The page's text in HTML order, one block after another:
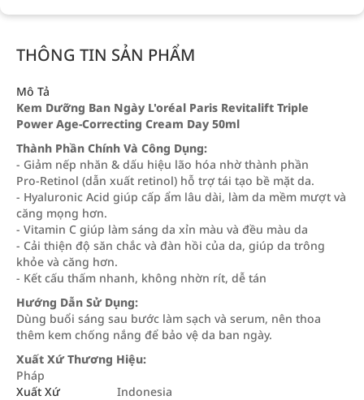
THÔNG TIN SẢN PHẨM
Mô Tả
Kem Dưỡng Ban Ngày L'oréal Paris Revitalift Triple
Power Age-Correcting Cream Day 50ml
Thành Phần Chính Và Công Dụng:
- Giảm nếp nhăn & dấu hiệu lão hóa nhờ thành phần
Pro‑Retinol (dẫn xuất retinol) hỗ trợ tái tạo bề mặt da.
- Hyaluronic Acid giúp cấp ẩm lâu dài, làm da mềm mượt và
căng mọng hơn.
- Vitamin C giúp làm sáng da xỉn màu và đều màu da
- Cải thiện độ săn chắc và đàn hồi của da, giúp da trông
khỏe và căng hơn.
- Kết cấu thấm nhanh, không nhờn rít, dễ tán
Hướng Dẫn Sử Dụng:
Dùng buổi sáng sau bước làm sạch và serum, nên thoa
thêm kem chống nắng để bảo vệ da ban ngày.
Xuất Xứ Thương Hiệu:
Pháp
Xuất Xứ
Indonesia